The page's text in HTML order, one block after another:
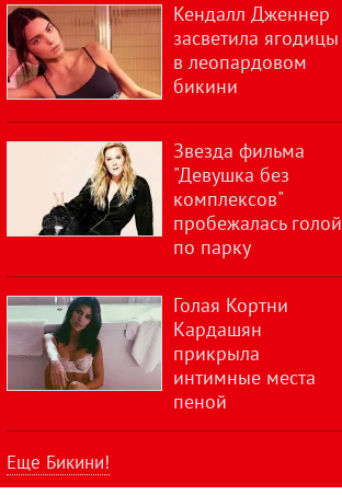
Кендалл Дженнер
засветила ягодицы
в леопардовом
бикини
Звезда фильма
"Девушка без
комплексов"
пробежалась голой
по парку
Голая Кортни
Кардашян
прикрыла
интимные места
пеной
Еще Бикини!